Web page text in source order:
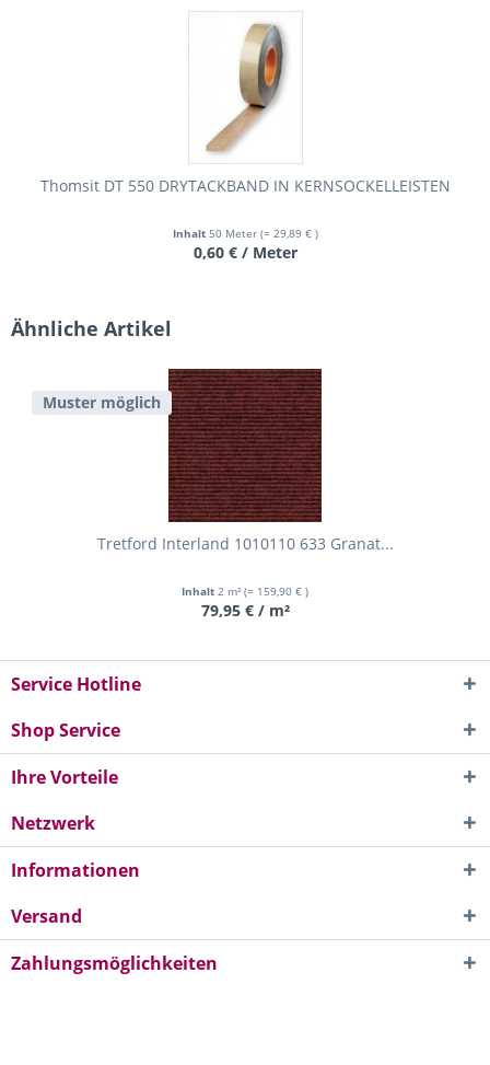
Thomsit DT 550 DRYTACKBAND IN KERNSOCKELLEISTEN
Inhalt 50 Meter (= 29,89 € )
0,60 € / Meter
Ähnliche Artikel
Muster möglich
Tretford Interland 1010110 633 Granat...
Inhalt 2 m² (= 159,90 € )
79,95 € / m²
Service Hotline
Shop Service
Ihre Vorteile
Netzwerk
Informationen
Versand
Zahlungsmöglichkeiten